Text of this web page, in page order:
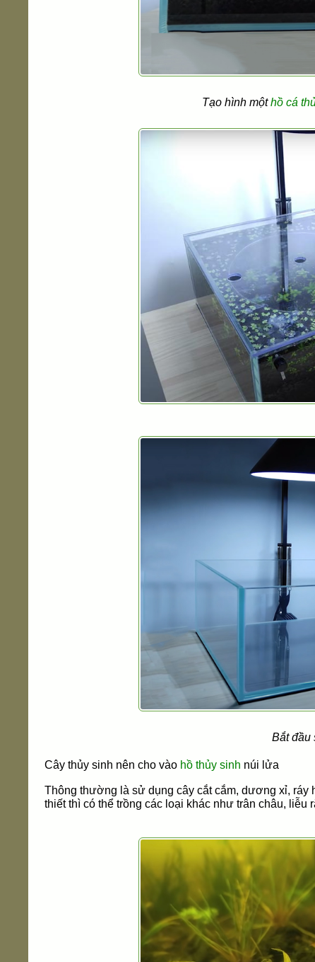
Tạo hình mộthồ cá
Bắt đầu
Cây thủy sinh nên cho vào hồ thủy sinh núi lửa
Thông thường là sử dụng cây cắt cắm, dương xỉ, ráy
thiết thì có thể trồng các loại khác như trân châu, liễu